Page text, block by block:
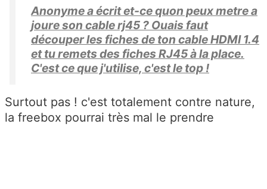
Anonyme a écrit et-ce quon peux metre a
joure son cable rj45 ? Ouais faut
découper les fiches de ton cable HDMI 1.4
et tu remets des fiches RJ45 à la place.
C'est ce que j'utilise, c'est le top !
Surtout pas ! c'est totalement contre nature,
la freebox pourrai très mal le prendre